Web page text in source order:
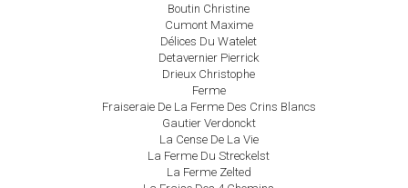
Boutin Christine
Cumont Maxime
Délices Du Watelet
Detavernier Pierrick
Drieux Christophe
Ferme
Fraiseraie De La Ferme Des Crins Blancs
Gautier Verdonckt
La Cense De La Vie
La Ferme Du Streckelst
La Ferme Zelted